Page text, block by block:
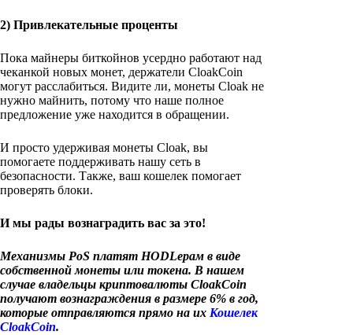
2) Привлекательные проценты
Пока майнеры биткойнов усердно работают над
чеканкой новых монет, держатели CloakCoin
могут расслабиться. Видите ли, монеты Cloak не
нужно майнить, потому что наше полное
предложение уже находится в обращении.
И просто удерживая монеты Cloak, вы
помогаете поддерживать нашу сеть в
безопасности. Также, ваш кошелек помогает
проверять блоки.
И мы рады вознаградить вас за это!
Механизмы PoS платят HODLерам в виде
собственной монеты или токена. В нашем
случае владельцы криптовалюты CloakCoin
получают вознаграждения в размере 6% в год,
которые отправляются прямо на их Кошелек
CloakCoin.